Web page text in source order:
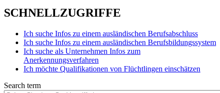
SCHNELLZUGRIFFE
Ich suche Infos zu einem ausländischen Berufsabschluss
Ich suche Infos zu einem ausländischen Berufsbildungssystem
Ich suche als Unternehmen Infos zum
Anerkennungsverfahren
Ich möchte Qualifikationen von Flüchtlingen einschätzen
Search term